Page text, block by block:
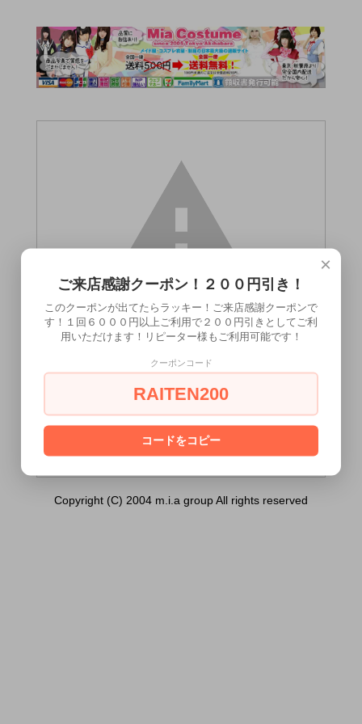
ョン）は18歳未満の方には販売できませ
[ はい ] [ いいえ ]
Copyright (C) 2004 m.i.a group All rights reserved
×
ご来店感謝クーポン！２００円引き！
このクーポンが出てたらラッキー！ご来店感謝クーポンで
す！１回６０００円以上ご利用で２００円引きとしてご利
用いただけます！リピーター様もご利用可能です！
クーポンコード
RAITEN200
コードをコピー